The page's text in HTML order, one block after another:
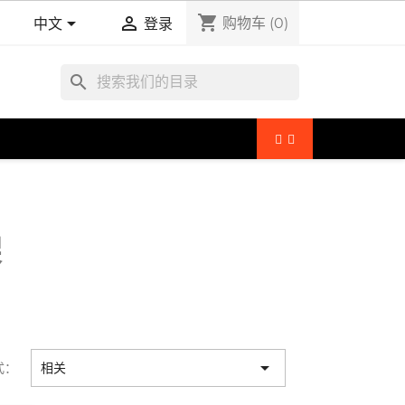
中文  登录 shopping_cart 购物车 (0)
search
相关 